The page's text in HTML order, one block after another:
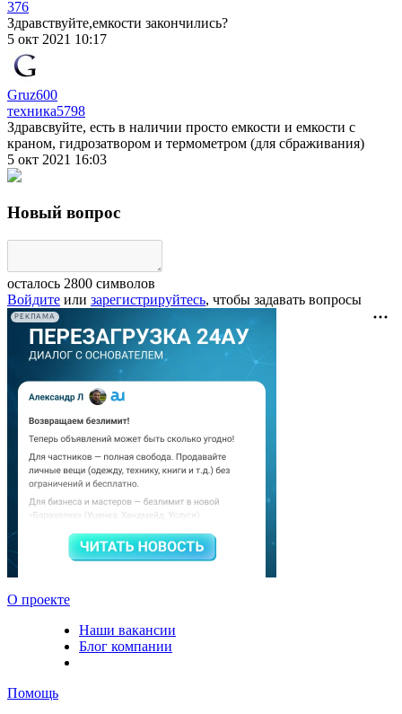
376
Здравствуйте,емкости закончились?
5 окт 2021 10:17
Gruz600
техника5798
Здравсвуйте, есть в наличии просто емкости и емкости с
краном, гидрозатвором и термометром (для сбраживания)
5 окт 2021 16:03
Новый вопрос
осталось 2800 символов
Войдите или зарегистрируйтесь, чтобы задавать вопросы
РЕКЛАМА
О проекте
Наши вакансии
Блог компании
Помощь